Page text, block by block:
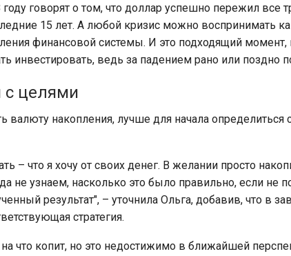
говорят о том, что доллар успешно пережил все
15 лет. А любой кризис можно воспринимать
финансовой системы. И это подходящий момент,
инвестировать, ведь за падением рано или поздно
с целями
валюту накопления, лучше для начала
– что я хочу от своих денег. В желании просто
не узнаем, насколько это было правильно, если не
результат", – уточнила Ольга, добавив, что в
стратегия.
что копит, но это недостижимо в ближайшей